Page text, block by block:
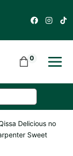
0
Delicious no
Sweet